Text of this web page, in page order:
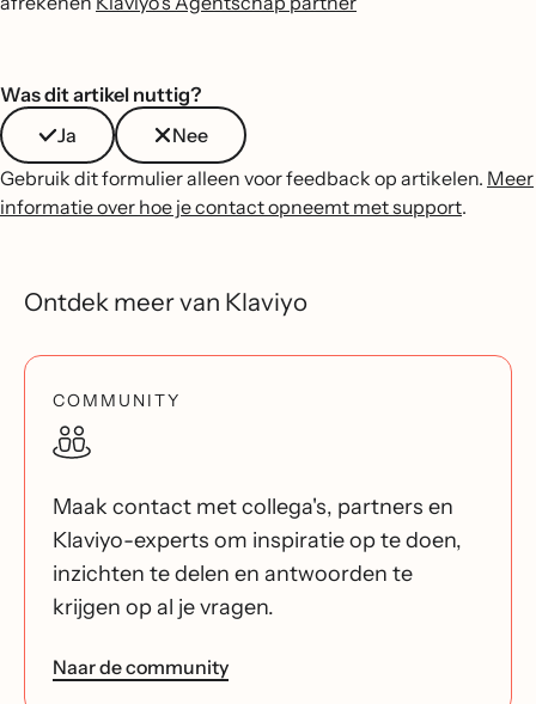
Was dit artikel nuttig?
Ja
Nee
Gebruik dit formulier alleen voor feedback op artikelen. Meer
informatie over hoe je contact opneemt met support.
Ontdek meer van Klaviyo
COMMUNITY
Maak contact met collega's, partners en
Klaviyo-experts om inspiratie op te doen,
inzichten te delen en antwoorden te
krijgen op al je vragen.
Naar de community